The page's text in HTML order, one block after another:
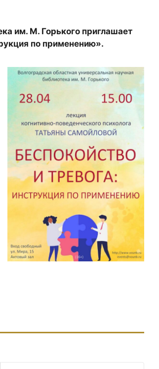
им. М. Горького приглашает
по применению».